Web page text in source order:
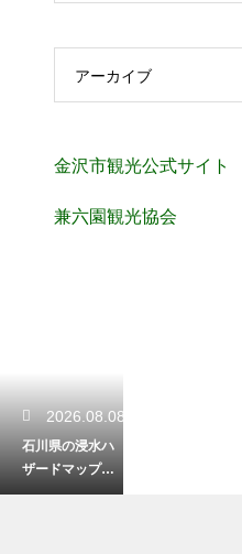
アーカイブ
金沢市観光公式サイト
兼六園観光協会
2026.08.08
石川県の浸水ハ
ザードマップの
見方は？色や記